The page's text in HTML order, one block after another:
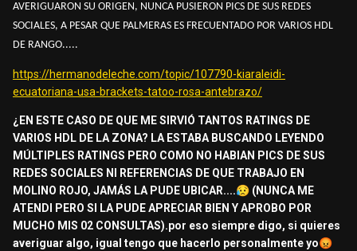
AVERIGUARON SU ORIGEN, NUNCA PUSIERON PICS DE SUS REDES
SOCIALES, A PESAR QUE PALMERAS ES FRECUENTADO POR VARIOS HDL
DE RANGO.....
https://hermanodeleche.com/topic/107790-kiaraleidi-
ecuatoriana-usa-brackets-tatoo-rosa-antebrazo/
¿EN ESTE CASO DE QUE ME SIRVIÓ TANTOS RATINGS DE
VARIOS HDL DE LA ZONA? LA ESTABA BUSCANDO LEYENDO
MÚLTIPLES RATINGS PERO COMO NO HABIAN PICS DE SUS
REDES SOCIALES NI REFERENCIAS DE QUE TRABAJO EN
MOLINO ROJO, JAMÁS LA PUDE UBICAR....😥 (NUNCA ME
ATENDI PERO SI LA PUDE APRECIAR BIEN Y APROBO POR
MUCHO MIS 02 CONSULTAS).por eso siempre digo, si quieres
averiguar algo, igual tengo que hacerlo personalmente yo😡